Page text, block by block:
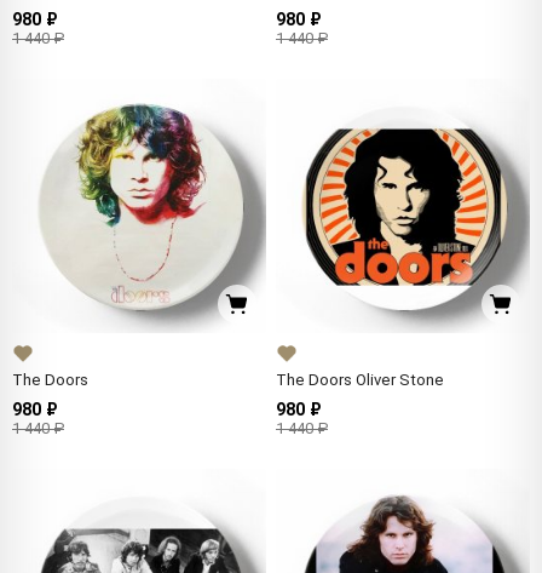
980 ₽
1 440 ₽
980 ₽
1 440 ₽
The Doors
980 ₽
1 440 ₽
The Doors Oliver Stone
980 ₽
1 440 ₽